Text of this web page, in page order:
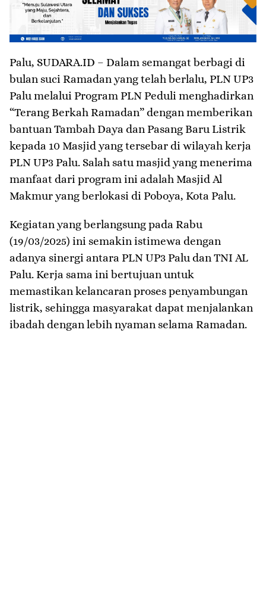
Palu, SUDARA.ID – Dalam semangat berbagi di
bulan suci Ramadan yang telah berlalu, PLN UP3
Palu melalui Program PLN Peduli menghadirkan
“Terang Berkah Ramadan” dengan memberikan
bantuan Tambah Daya dan Pasang Baru Listrik
kepada 10 Masjid yang tersebar di wilayah kerja
PLN UP3 Palu. Salah satu masjid yang menerima
manfaat dari program ini adalah Masjid Al
Makmur yang berlokasi di Poboya, Kota Palu.
Kegiatan yang berlangsung pada Rabu
(19/03/2025) ini semakin istimewa dengan
adanya sinergi antara PLN UP3 Palu dan TNI AL
Palu. Kerja sama ini bertujuan untuk
memastikan kelancaran proses penyambungan
listrik, sehingga masyarakat dapat menjalankan
ibadah dengan lebih nyaman selama Ramadan.